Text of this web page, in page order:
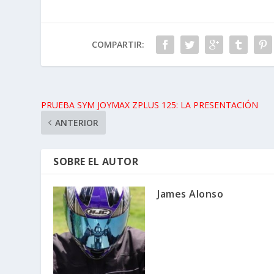
COMPARTIR:
PRUEBA SYM JOYMAX ZPLUS 125: LA PRESENTACIÓN
ANTERIOR
SOBRE EL AUTOR
James Alonso